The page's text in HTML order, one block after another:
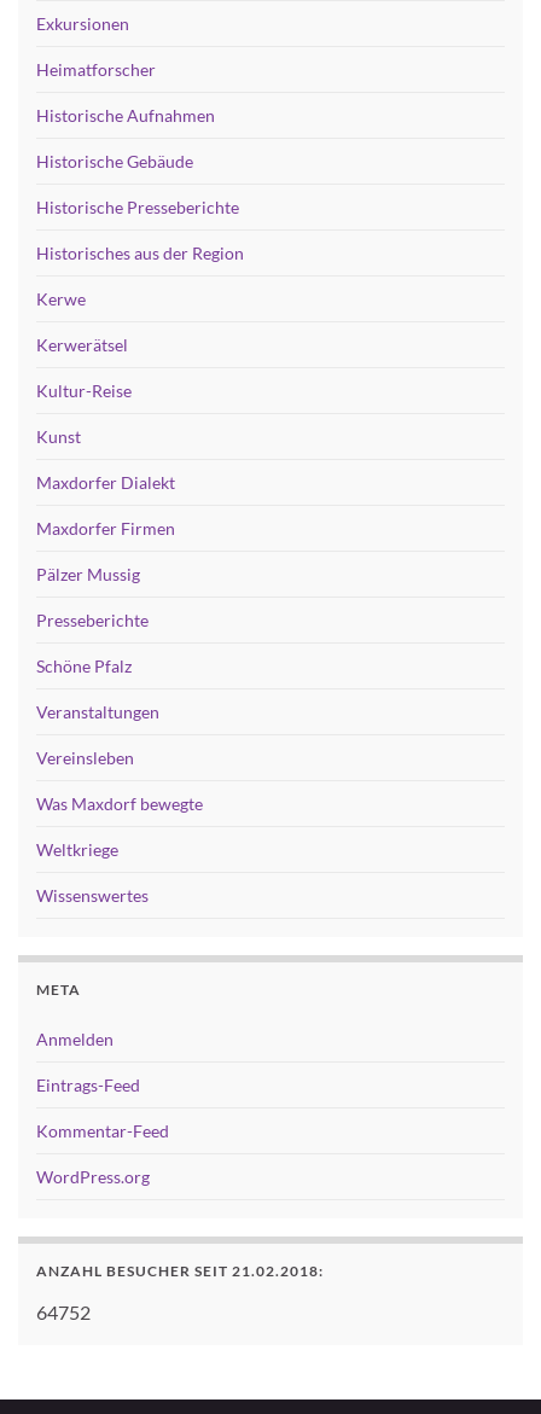
Exkursionen
Heimatforscher
Historische Aufnahmen
Historische Gebäude
Historische Presseberichte
Historisches aus der Region
Kerwe
Kerwerätsel
Kultur-Reise
Kunst
Maxdorfer Dialekt
Maxdorfer Firmen
Pälzer Mussig
Presseberichte
Schöne Pfalz
Veranstaltungen
Vereinsleben
Was Maxdorf bewegte
Weltkriege
Wissenswertes
META
Anmelden
Eintrags-Feed
Kommentar-Feed
WordPress.org
ANZAHL BESUCHER SEIT 21.02.2018:
64752